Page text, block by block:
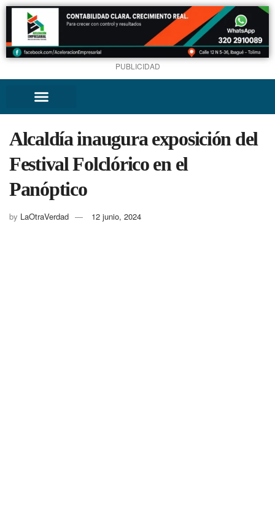
PUBLICIDAD
Alcaldía inaugura exposición del
Festival Folclórico en el
Panóptico
by LaOtraVerdad 12 junio, 2024